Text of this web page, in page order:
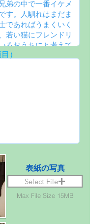
）
表紙の写真
Select File
Max File Size 15MB